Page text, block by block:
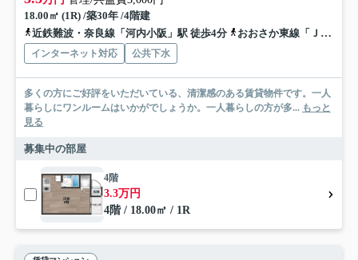
18.00㎡ (1R) /築30年 /4階建
近鉄難波・奈良線「河内小阪」駅 徒歩4分
おおさか東線「ＪＲ河内永和」駅 徒歩11分
インターネット対応 公共下水
多くの方にご好評をいただいている、清潔感のある賃貸物件です。一人
暮らしにワンルームはいかがでしょうか。一人暮らしの方が多... もっと
見る
募集中の部屋
4階
3.3万円
4階 / 18.00㎡ / 1R